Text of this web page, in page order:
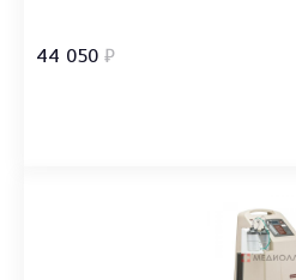
44 050 ₽